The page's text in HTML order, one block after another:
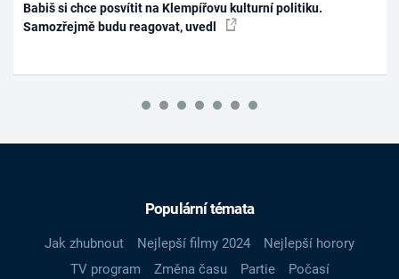
Babiš si chce posvítit na Klempířovu kulturní politiku.
Samozřejmě budu reagovat, uvedl
Populární témata
Jak zhubnout Nejlepší filmy 2024
Nejlepší horory
TV program
Změna času Partie
Počasí